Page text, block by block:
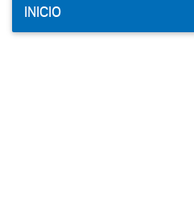
INICIO